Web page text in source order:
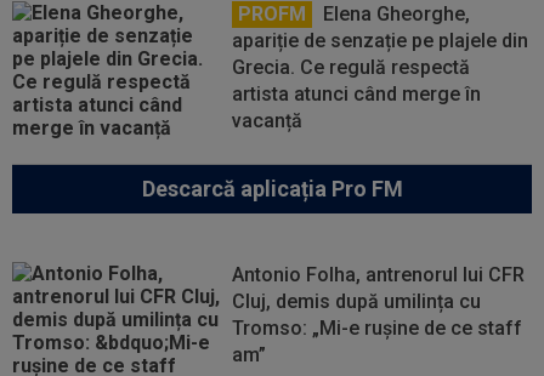
PROFM
Elena Gheorghe,
apariție de senzație pe plajele din
Grecia. Ce regulă respectă
artista atunci când merge în
vacanță
Descarcă aplicația Pro FM
Antonio Folha, antrenorul lui CFR
Cluj, demis după umilința cu
Tromso: „Mi-e rușine de ce staff
am”